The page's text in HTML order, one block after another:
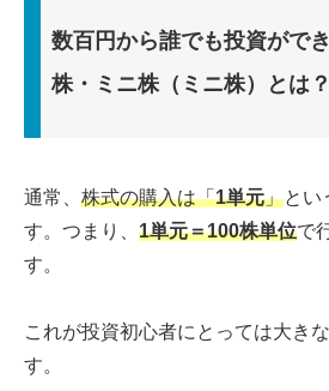
数百円から誰でも投資がで
株・ミニ株（ミニ株）とは？
通常、 株式の購入は「1単元」とい
す。つまり、 1単元＝100株単位で
す。
これが投資初心者にとっては大き
す。